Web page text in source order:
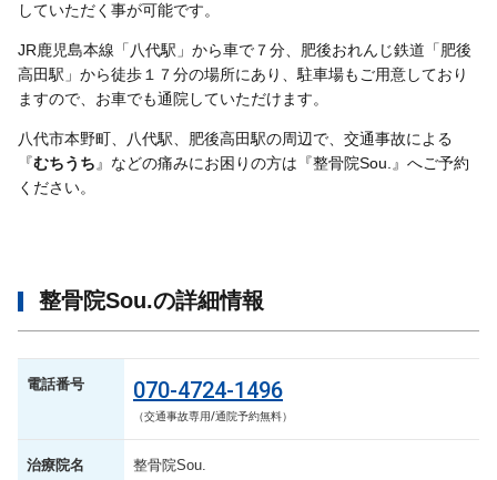
していただく事が可能です。
JR鹿児島本線「八代駅」から車で７分、肥後おれんじ鉄道「肥後
高田駅」から徒歩１７分の場所にあり、駐車場もご用意しており
ますので、お車でも通院していただけます。
八代市本野町、八代駅、肥後高田駅の周辺で、交通事故による
『むちうち』などの痛みにお困りの方は『整骨院Sou.』へご予約
ください。
整骨院Sou.の詳細情報
電話番号 070-4724-1496
（交通事故専用/通院予約無料）
治療院名 整骨院Sou.